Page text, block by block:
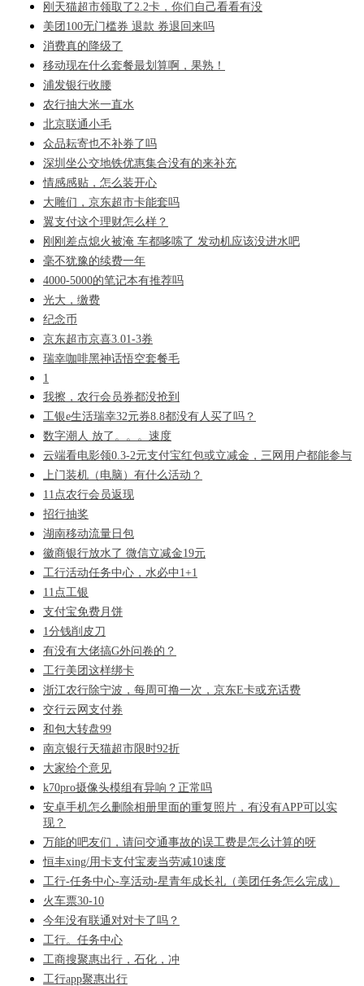
刚天猫超市领取了2.2卡，你们自己看看有没
美团100无门槛券 退款 券退回来吗
消费真的降级了
移动现在什么套餐最划算啊，果熟！
浦发银行收腰
农行抽大米一直水
北京联通小毛
众品耘寄也不补券了吗
深圳坐公交地铁优惠集合没有的来补充
情感感贴，怎么装开心
大雕们，京东超市卡能套吗
翼支付这个理财怎么样？
刚刚差点熄火被淹 车都哆嗦了 发动机应该没进水吧
毫不犹豫的续费一年
4000-5000的笔记本有推荐吗
光大，缴费
纪念币
京东超市京喜3.01-3券
瑞幸咖啡黑神话悟空套餐毛
1
我擦，农行会员券都没抢到
工银e生活瑞幸32元券8.8都没有人买了吗？
数字潮人 放了。。。速度
云端看电影领0.3-2元支付宝红包或立减金，三网用户都能参与
上门装机（电脑）有什么活动？
11点农行会员返现
招行抽奖
湖南移动流量日包
徽商银行放水了 微信立减金19元
工行活动任务中心，水必中1+1
11点工银
支付宝免费月饼
1分钱削皮刀
有没有大佬搞G外问卷的？
工行美团这样绑卡
浙江农行除宁波，每周可撸一次，京东E卡或充话费
交行云网支付券
和包大转盘99
南京银行天猫超市限时92折
大家给个意见
k70pro摄像头模组有异响？正常吗
安卓手机怎么删除相册里面的重复照片，有没有APP可以实
现？
万能的吧友们，请问交通事故的误工费是怎么计算的呀
恒丰xing/用卡支付宝麦当劳减10速度
工行-任务中心-享活动-星青年成长礼（美团任务怎么完成）
火车票30-10
今年没有联通对对卡了吗？
工行。任务中心
工商搜聚惠出行，石化，冲
工行app聚惠出行